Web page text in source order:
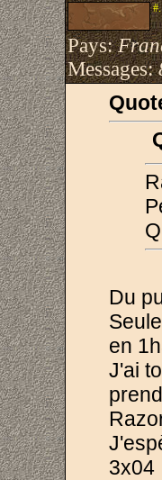
#.
Pays:
Messages:
Du
en
J'ai
3x04